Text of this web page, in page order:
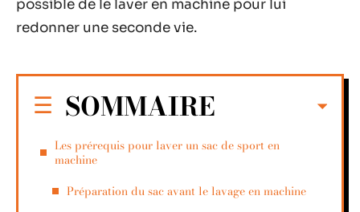
possible de le laver en machine pour lui
redonner une seconde vie.
SOMMAIRE
Les prérequis pour laver un sac de sport en
machine
Préparation du sac avant le lavage en machine